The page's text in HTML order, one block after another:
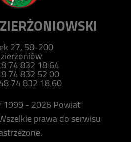
27, 58-200
74 832 18 64
74 832 52 00
74 832 18 60
1999 - 2026 Powiat
prawa do serwisu